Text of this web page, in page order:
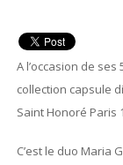
A l’occasion de
collection capsule
Saint Honoré Paris
C’est le duo Maria